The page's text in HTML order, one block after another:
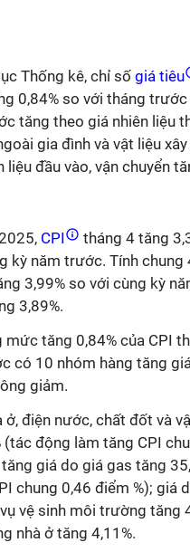
Thống kê, chỉ số giá tiêu
0,84% so với tháng trước
tăng theo giá nhiên liệu
gia đình và vật liệu
liệu đầu vào, vận chuyển
CPI tháng 4 tăng
kỳ năm trước. Tính chung
3,99% so với cùng kỳ
3,89%.
mức tăng 0,84% của CPI
có 10 nhóm hàng tăng
giảm.
ở, điện nước, chất đốt và
(tác động làm tăng CPI
tăng giá do giá gas tăng
chung 0,46 điểm %); giá
vệ sinh môi trường tăng
nhà ở tăng 4,11 %.